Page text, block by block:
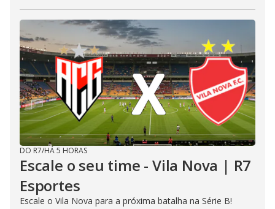
DO R7/HÁ 5 HORAS
Escale o seu time - Vila Nova | R7
Esportes
Escale o Vila Nova para a próxima batalha na Série B!